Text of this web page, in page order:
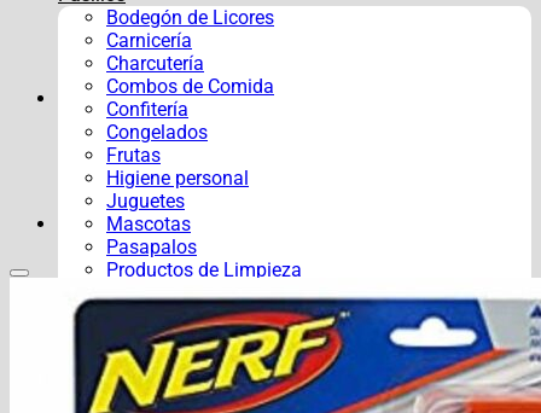
Bodegón de Licores
Carnicería
Charcutería
Combos de Comida
Confitería
Congelados
Frutas
Higiene personal
Juguetes
Mascotas
Pasapalos
Productos de Limpieza
Verduras y Hortalizas
Búsqueda de productos